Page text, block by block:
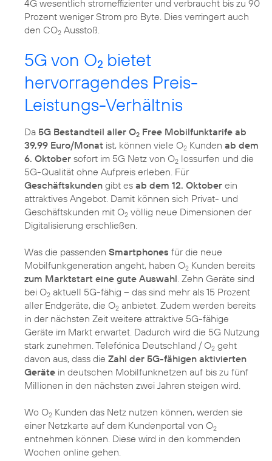
4G wesentlich stromeffizienter und verbraucht bis zu 90
Prozent weniger Strom pro Byte. Dies verringert auch
den CO2 Ausstoß.
5G von O2 bietet
hervorragendes Preis-
Leistungs-Verhältnis
Da 5G Bestandteil aller O2 Free Mobilfunktarife ab
39,99 Euro/Monat ist, können viele O2 Kunden ab dem
6. Oktober sofort im 5G Netz von O2 lossurfen und die
5G-Qualität ohne Aufpreis erleben. Für
Geschäftskunden gibt es ab dem 12. Oktober ein
attraktives Angebot. Damit können sich Privat- und
Geschäftskunden mit O2 völlig neue Dimensionen der
Digitalisierung erschließen.
Was die passenden Smartphones für die neue
Mobilfunkgeneration angeht, haben O2 Kunden bereits
zum Marktstart eine gute Auswahl . Zehn Geräte sind
bei O2 aktuell 5G-fähig – das sind mehr als 15 Prozent
aller Endgeräte, die O2 anbietet. Zudem werden bereits
in der nächsten Zeit weitere attraktive 5G-fähige
Geräte im Markt erwartet. Dadurch wird die 5G Nutzung
stark zunehmen. Telefónica Deutschland / O2 geht
davon aus, dass die Zahl der 5G-fähigen aktivierten
Geräte in deutschen Mobilfunknetzen auf bis zu fünf
Millionen in den nächsten zwei Jahren steigen wird.
Wo O2 Kunden das Netz nutzen können, werden sie
einer Netzkarte auf dem Kundenportal von O2
entnehmen können. Diese wird in den kommenden
Wochen online gehen.